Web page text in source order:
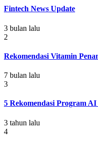
Fintech News Update
3 bulan lalu
2
Rekomendasi Vitamin
7 bulan lalu
3
5 Rekomendasi Program
3 tahun lalu
4